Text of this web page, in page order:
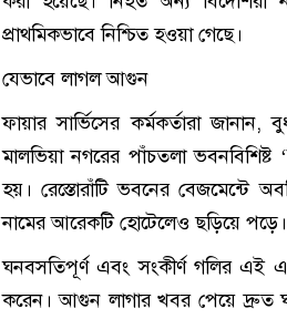
প্রাথমিকভাবে নিশ্চিত হওয়া গেছে।
যেভাবে লাগল আগুন
ফায়ার সার্ভিসের কর্মকর্তারা
মালভিয়া নগরের পাঁচতলা ভবনবিশিষ্ট
হয়। রেস্তোরাঁটি ভবনের বেজমেন্টে
নামের আরেকটি হোটেলেও ছড়িয়ে পড়ে।
ঘনবসতিপূর্ণ এবং সংকীর্ণ গলির এই
করেন। আগুন লাগার খবর পেয়ে দ্রুত